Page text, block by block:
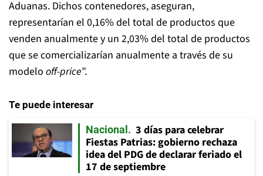
Aduanas. Dichos contenedores, aseguran,
representarían el 0,16% del total de productos que
venden anualmente y un 2,03% del total de productos
que se comercializarían anualmente a través de su
modelo off-price”.
Te puede interesar
Nacional
3 días para celebrar
Fiestas Patrias: gobierno rechaza
idea del PDG de declarar feriado el
17 de septiembre